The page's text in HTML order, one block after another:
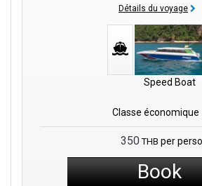
Détails du voyage
Speed Boat
Classe économique
350 THB per
Book